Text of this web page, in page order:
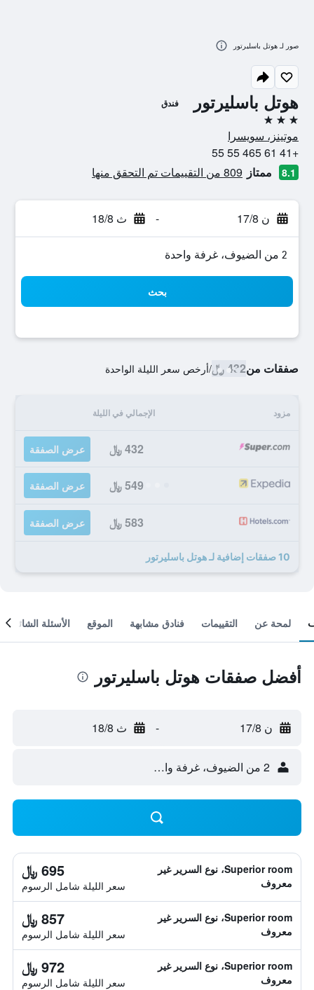
هوتل باسليرتور فندق
3 نجوم
موتينز، سويسرا
+41 61 465 55 55
8.1 ممتاز 809 من التقييمات تم التحقق منها
ن 17/8 - ث 18/8
2 من الضيوف، غرفة واحدة
بحث
صفقات من432 ﷼ /أرخص سعر الليلة الواحدة
مزود الإجمالي في الليلة
432 ﷼ عرض الصفقة
549 ﷼ عرض الصفقة
583 ﷼ عرض الصفقة
10 صفقات إضافية لـ هوتل باسليرتور
صور لـ هوتل باسليرتور
لمحة عن التقييمات فنادق مشابهة الموقع الأسئلة الشائعة
أفضل صفقات هوتل باسليرتور
ن 17/8 - ث 18/8
2 من الضيوف، غرفة واحدة
Superior room، نوع السرير غير
معروف
695 ﷼
سعر الليلة شامل الرسوم
Superior room، نوع السرير غير
معروف
857 ﷼
سعر الليلة شامل الرسوم
Superior room، نوع السرير غير
معروف
972 ﷼
سعر الليلة شامل الرسوم